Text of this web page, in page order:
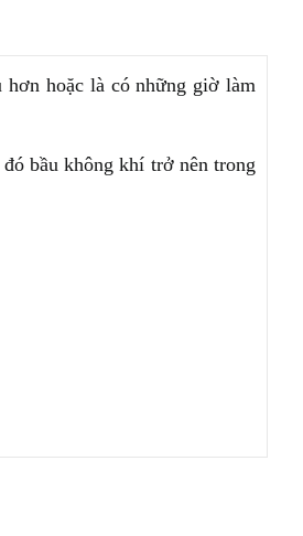
hơn hoặc là có những giờ làm
bầu không khí trở nên trong